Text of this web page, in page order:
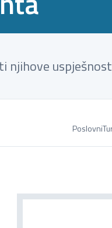
njihove